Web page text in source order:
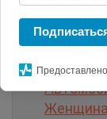
Аромо
Офис